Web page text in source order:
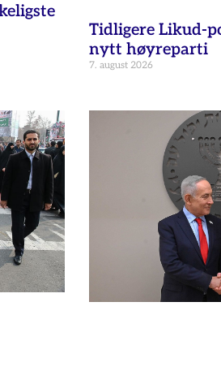
Tidligere Likud-
nytt høyreparti
7. august 2026